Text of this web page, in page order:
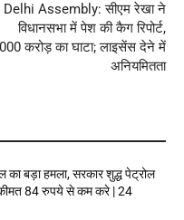
Delhi Assembly: सीएम रेखा ने
विधानसभा में पेश की कैग रिपोर्ट,
करोड़ का घाटा; लाइसेंस देने में
अनियमितता
का बड़ा हमला, सरकार शुद्ध पेट्रोल
84 रुपये से कम करे | 24